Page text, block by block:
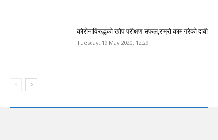
कोरोनाविरुद्धको खोप परीक्षण सफल,राम्रो काम गरेको दाबी
Tuesday, 19 May 2020, 12:29